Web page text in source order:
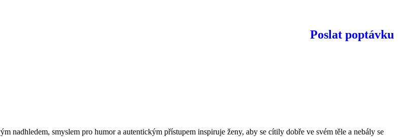
Poslat poptávku
nadhledem, smyslem pro humor a autentickým přístupem inspiruje ženy, aby se cítily dobře ve svém těle a nebály se